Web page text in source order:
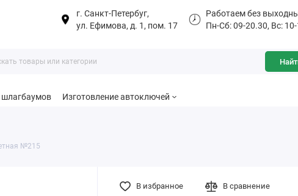
г. Санкт-Петербуг,
ул. Ефимова, д. 1, пом. 17
Работаем без
Пн-Сб: 09-20.30, Вс:
шлагбаумов Изготовление автоключей
№215
В избранное В сравнение